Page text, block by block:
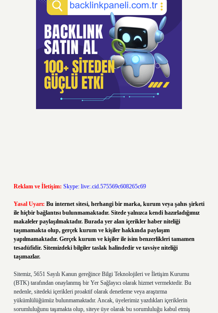
Reklam ve İletişim: Skype: live:.cid.575569c608265c69
Yasal Uyarı: Bu internet sitesi, herhangi bir marka, kurum veya şahıs şirketi
ile hiçbir bağlantısı bulunmamaktadır. Sitede yalnızca kendi hazırladığımız
makaleler paylaşılmaktadır. Burada yer alan içerikler haber niteliği
taşımamakta olup, gerçek kurum ve kişiler hakkında paylaşım
yapılmamaktadır. Gerçek kurum ve kişiler ile isim benzerlikleri tamamen
tesadüfidir. Sitemizdeki bilgiler taslak halindedir ve tavsiye niteliği
taşımazlar.
Sitemiz, 5651 Sayılı Kanun gereğince Bilgi Teknolojileri ve İletişim Kurumu
(BTK) tarafından onaylanmış bir Yer Sağlayıcı olarak hizmet vermektedir. Bu
nedenle, sitedeki içerikleri proaktif olarak denetleme veya araştırma
yükümlülüğümüz bulunmamaktadır. Ancak, üyelerimiz yazdıkları içeriklerin
sorumluluğunu taşımakta olup, siteye üye olarak bu sorumluluğu kabul etmiş